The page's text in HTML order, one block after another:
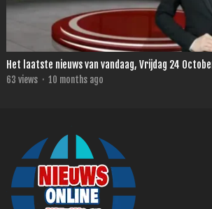
Het laatste nieuws van vandaag, Vrijdag 24
63 views · 10 months ago